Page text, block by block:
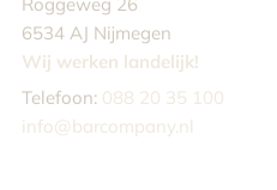
6534 AJ Nijmegen
Wij werken landelijk!
Telefoon: 088 20 35 100
info@barcompany.nl